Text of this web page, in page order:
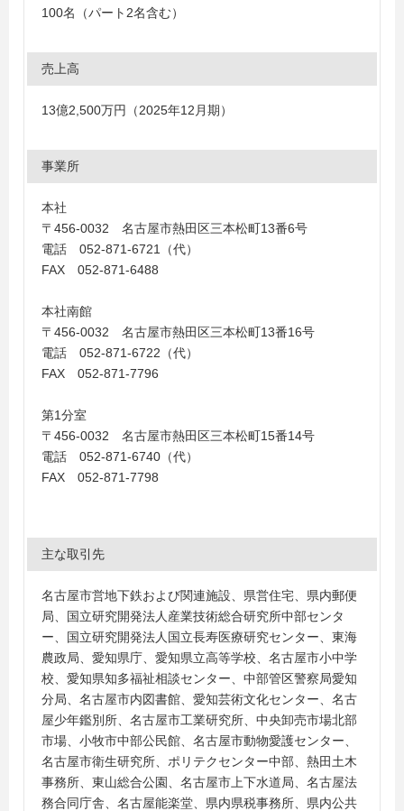
100名（パート2名含む）
売上高
13億2,500万円（2025年12月期）
事業所
本社
〒456-0032 名古屋市熱田区三本松町13番6号
電話 052-871-6721（代）
FAX 052-871-6488
本社南館
〒456-0032 名古屋市熱田区三本松町13番16号
電話 052-871-6722（代）
FAX 052-871-7796
第1分室
〒456-0032 名古屋市熱田区三本松町15番14号
電話 052-871-6740（代）
FAX 052-871-7798
主な取引先
名古屋市営地下鉄および関連施設、県営住宅、県内郵便
局、国立研究開発法人産業技術総合研究所中部センタ
ー、国立研究開発法人国立長寿医療研究センター、東海
農政局、愛知県庁、愛知県立高等学校、名古屋市小中学
校、愛知県知多福祉相談センター、中部管区警察局愛知
分局、名古屋市内図書館、愛知芸術文化センター、名古
屋少年鑑別所、名古屋市工業研究所、中央卸売市場北部
市場、小牧市中部公民館、名古屋市動物愛護センター、
名古屋市衛生研究所、ポリテクセンター中部、熱田土木
事務所、東山総合公園、名古屋市上下水道局、名古屋法
務合同庁舎、名古屋能楽堂、県内県税事務所、県内公共